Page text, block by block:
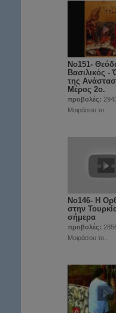
Νο151-
Βασιλικός -
της
Μέρος 2ο.
προβολές:
Μοιράσου το..
Νο146- Η
στην
σήμερα
προβολές:
Μοιράσου το..